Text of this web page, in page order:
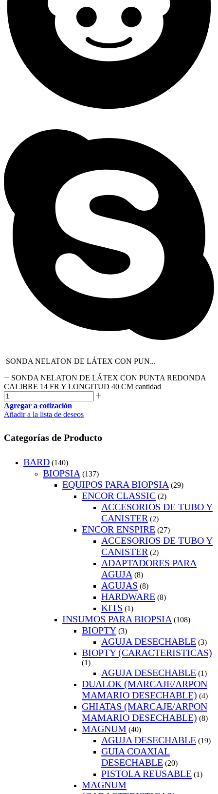
SONDA NELATON DE LÁTEX CON PUN...
SONDA NELATON DE LÁTEX CON PUNTA REDONDA
CALIBRE 14 FR Y LONGITUD 40 CM cantidad
Agregar a cotización
Añadir a la lista de deseos
Categorías de Producto
BARD (140)
BIOPSIA (137)
EQUIPOS PARA BIOPSIA (29)
ENCOR CLASSIC (2)
ACCESORIOS DE TUBO Y
CANISTER (2)
ENCOR ENSPIRE (27)
ACCESORIOS DE TUBO Y
CANISTER (2)
ADAPTADORES PARA
AGUJA (8)
AGUJAS (8)
HARDWARE (8)
KITS (1)
INSUMOS PARA BIOPSIA (108)
BIOPTY (3)
AGUJA DESECHABLE (3)
BIOPTY (CARACTERISTICAS)
(1)
AGUJA DESECHABLE (1)
DUALOK (MARCAJE/ARPON
MAMARIO DESECHABLE) (4)
GHIATAS (MARCAJE/ARPON
MAMARIO DESECHABLE) (8)
MAGNUM (40)
AGUJA DESECHABLE (19)
GUIA COAXIAL
DESECHABLE (20)
PISTOLA REUSABLE (1)
MAGNUM